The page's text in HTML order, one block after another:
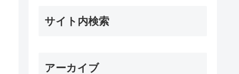
サイト内検索
アーカイブ